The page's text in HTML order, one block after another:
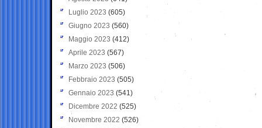
Luglio 2023 (605)
Giugno 2023 (560)
Maggio 2023 (412)
Aprile 2023 (567)
Marzo 2023 (506)
Febbraio 2023 (505)
Gennaio 2023 (541)
Dicembre 2022 (525)
Novembre 2022 (526)